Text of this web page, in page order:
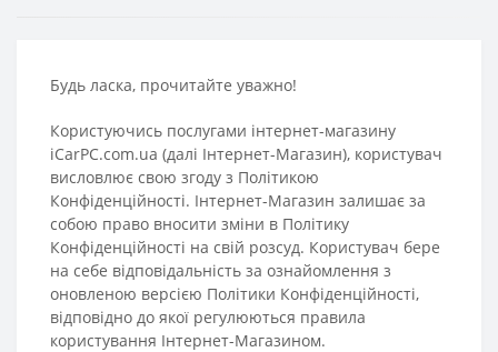
Будь ласка, прочитайте уважно!
Користуючись послугами інтернет-магазину
iCarPC.com.ua (далі Інтернет-Магазин), користувач
висловлює свою згоду з Політикою
Конфіденційності. Інтернет-Магазин залишає за
собою право вносити зміни в Політику
Конфіденційності на свій розсуд. Користувач бере
на себе відповідальність за ознайомлення з
оновленою версією Політики Конфіденційності,
відповідно до якої регулюються правила
користування Інтернет-Магазином.